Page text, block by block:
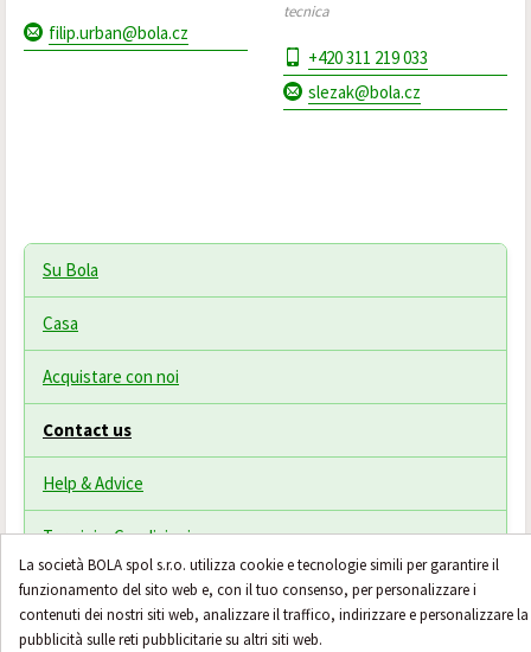
La società BOLA spol s.r.o. utilizza cookie e tecnologie simili per garantire il
funzionamento del sito web e, con il tuo consenso, per personalizzare i
contenuti dei nostri siti web, analizzare il traffico, indirizzare e personalizzare la
pubblicità sulle reti pubblicitarie su altri siti web.
filip.urban@bola.cz
tecnica
+420 311 219 033
slezak@bola.cz
Su Bola
Casa
Acquistare con noi
Contact us
Help & Advice
Termini e Condizioni